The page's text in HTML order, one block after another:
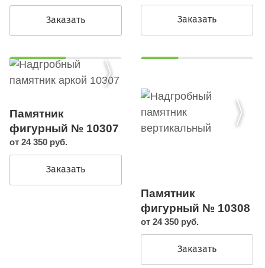
Заказать Заказать
Памятник
фигурный № 10307
от 24 350 руб.
Заказать
Памятник
фигурный № 10308
от 24 350 руб.
Заказать